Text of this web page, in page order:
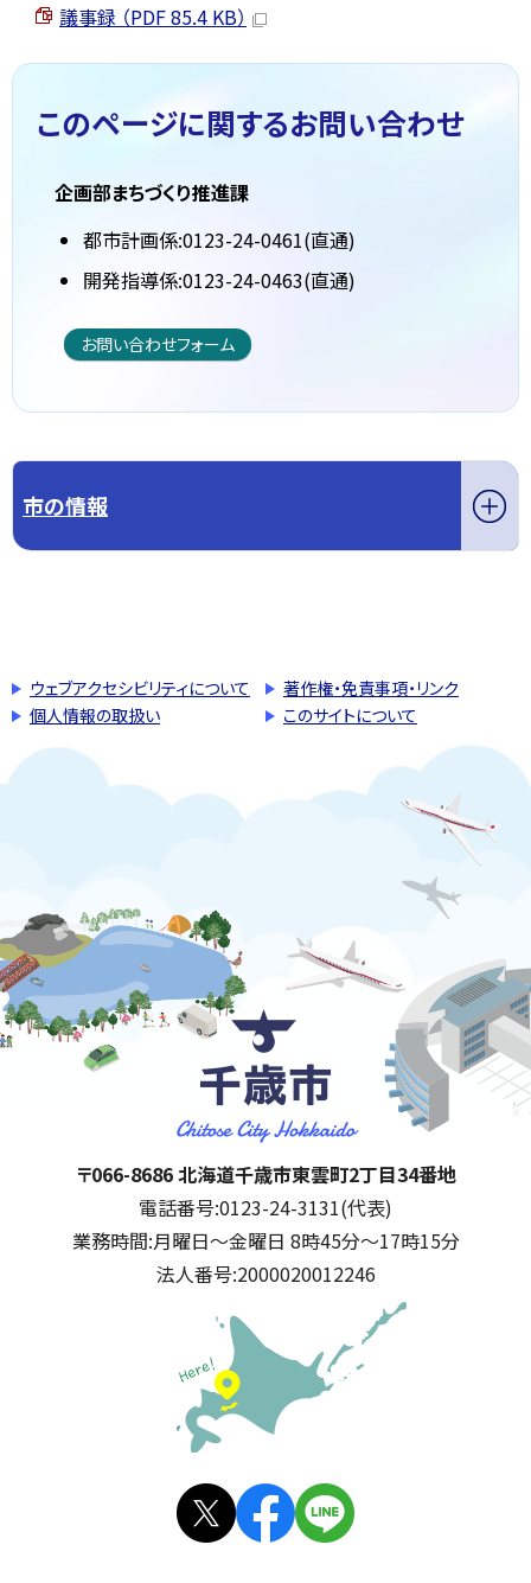
議事録 （PDF 85.4 KB）
このページに関するお問い合わせ
企画部まちづくり推進課
都市計画係:0123-24-0461(直通)
開発指導係:0123-24-0463(直通)
お問い合わせフォーム
市の情報
ウェブアクセシビリティについて
著作権・免責事項・リンク
個人情報の取扱い
このサイトについて
千歳市
住所:
〒066-8686 北海道千歳市東雲町2丁目34番地
電話番号:0123-24-3131(代表)
業務時間:月曜日～金曜日 8時45分～17時15分
法人番号:2000020012246
公式SNS